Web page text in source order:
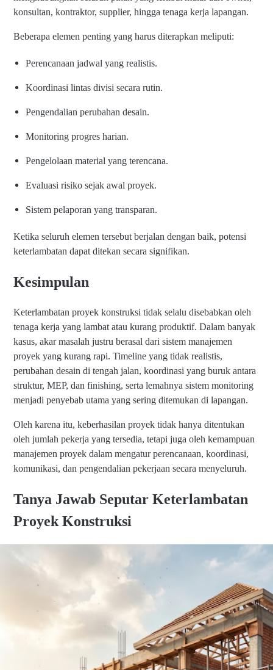
konsultan, kontraktor, supplier, hingga tenaga kerja lapangan.
Beberapa elemen penting yang harus diterapkan meliputi:
Perencanaan jadwal yang realistis.
Koordinasi lintas divisi secara rutin.
Pengendalian perubahan desain.
Monitoring progres harian.
Pengelolaan material yang terencana.
Evaluasi risiko sejak awal proyek.
Sistem pelaporan yang transparan.
Ketika seluruh elemen tersebut berjalan dengan baik, potensi
keterlambatan dapat ditekan secara signifikan.
Kesimpulan
Keterlambatan proyek konstruksi tidak selalu disebabkan oleh
tenaga kerja yang lambat atau kurang produktif. Dalam banyak
kasus, akar masalah justru berasal dari sistem manajemen
proyek yang kurang rapi. Timeline yang tidak realistis,
perubahan desain di tengah jalan, koordinasi yang buruk antara
struktur, MEP, dan finishing, serta lemahnya sistem monitoring
menjadi penyebab utama yang sering ditemukan di lapangan.
Oleh karena itu, keberhasilan proyek tidak hanya ditentukan
oleh jumlah pekerja yang tersedia, tetapi juga oleh kemampuan
manajemen proyek dalam mengatur perencanaan, koordinasi,
komunikasi, dan pengendalian pekerjaan secara menyeluruh.
Tanya Jawab Seputar Keterlambatan
Proyek Konstruksi